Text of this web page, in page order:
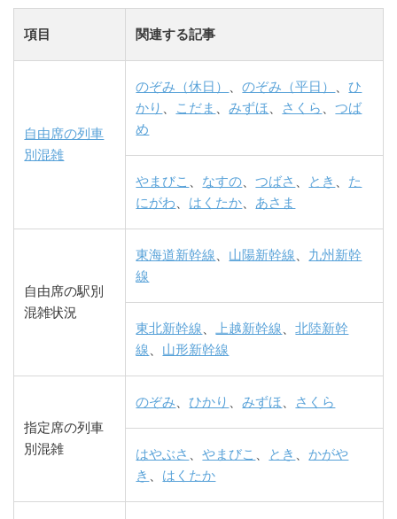
項目 関連する記事
自由席の列車
別混雑
のぞみ（休日） 、のぞみ（平日） 、ひ
かり
こだま 、みずほ さくら 、つば
め
やまびこ なすの 、つばさ とき
た
にがわ
はくたか あさま
自由席の駅別
混雑状況
東海道新幹線 山陽新幹線
九州新幹
線
東北新幹線 上越新幹線 、北陸新幹
線
山形新幹線
指定席の列車
別混雑
のぞみ 、ひかり 、みずほ さくら
はやぶさ 、やまびこ とき
かがや
き
はくたか